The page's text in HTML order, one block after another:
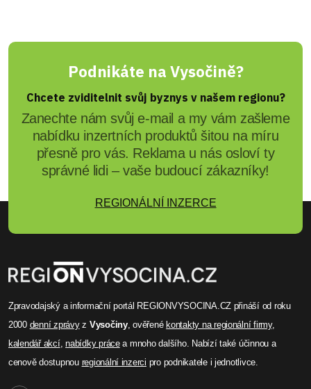
Podnikáte na Vysočině?
Chcete zviditelnit svůj byznys v našem regionu?
Zanechte nám svůj e-mail a my vám zašleme
nabídku inzertních produktů šitou na míru
přesně pro vás. Reklama u nás osloví ty
správné lidi – vaše budoucí zákazníky!
REGIONÁLNÍ INZERCE
Zpravodajský a informační portál REGIONVYSOCINA.CZ přináší od roku
2000 denní zprávyz Vysočiny, ověřené kontakty na regionální firmy,
kalendář akcí,nabídky prácea mnoho dalšího. Nabízí také účinnou a
cenově dostupnou regionální inzerci pro podnikatele i jednotlivce.